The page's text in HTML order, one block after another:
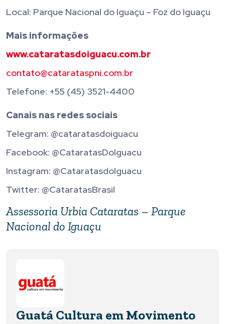
Local: Parque Nacional do Iguaçu – Foz do Iguaçu
Mais informações
www.cataratasdoiguacu.com.br
contato@catarataspni.com.br
Telefone: +55 (45) 3521-4400
Canais nas redes sociais
Telegram: @cataratasdoiguacu
Facebook: @CataratasDoIguacu
Instagram: @CataratasdoIguacu
Twitter: @CataratasBrasil
Assessoria Urbia Cataratas – Parque
Nacional do Iguaçu
Guatá Cultura em Movimento